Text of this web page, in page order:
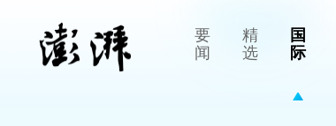
要
闻
精
选
国
际